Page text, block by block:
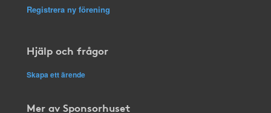
Registrera ny förening
Hjälp och frågor
Skapa ett ärende
Mer av Sponsorhuset